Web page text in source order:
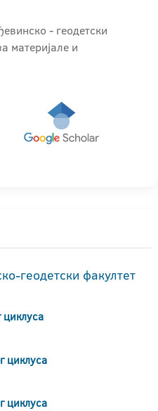
- геодетски
материјале и
геодетски факултет
циклуса
циклуса
циклуса